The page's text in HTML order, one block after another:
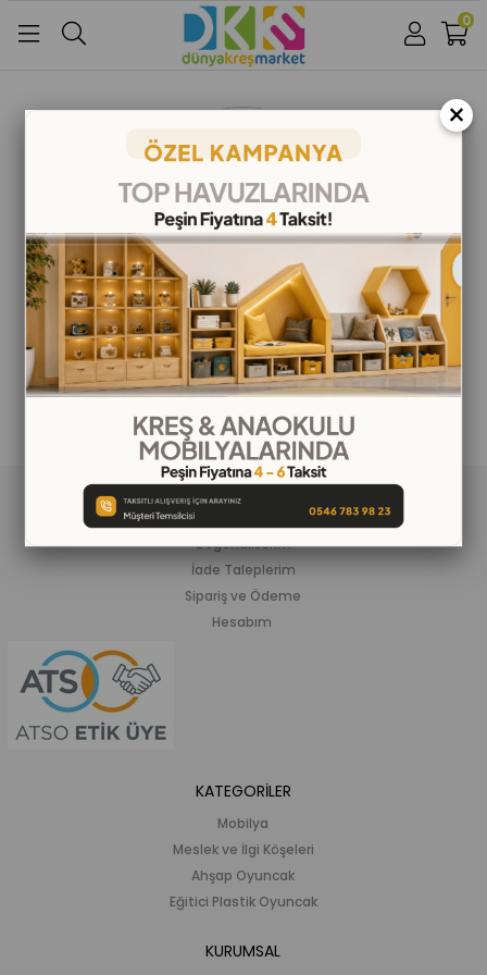
Google İle Bağlan
0
ALIŞVERİŞ BİLGİLERİ
Beğendiklerim
İade Taleplerim
Sipariş ve Ödeme
Hesabım
KATEGORİLER
Mobilya
Meslek ve İlgi Köşeleri
Ahşap Oyuncak
Eğitici Plastik Oyuncak
KURUMSAL
×